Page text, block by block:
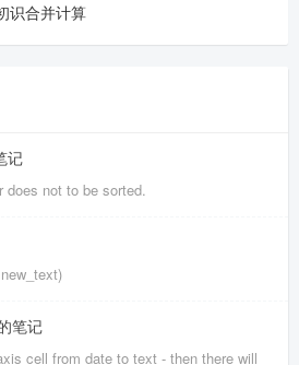
识合并计算
记
does not to be sorted.
笔记
cell from date to text - then there will